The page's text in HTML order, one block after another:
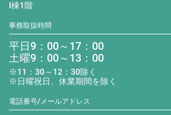
I棟1階
事務取扱時間
平日9：00～17：00
土曜9：00～13：00
※11：30～12：30除く
※日曜祝日、休業期間を除く
電話番号/メールアドレス